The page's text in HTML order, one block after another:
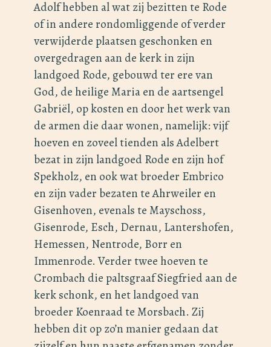
Adolf hebben al wat zij bezitten te Rode
of in andere rondomliggende of verder
verwijderde plaatsen geschonken en
overgedragen aan de kerk in zijn
landgoed Rode, gebouwd ter ere van
God, de heilige Maria en de aartsengel
Gabriël, op kosten en door het werk van
de armen die daar wonen, namelijk: vijf
hoeven en zoveel tienden als Adelbert
bezat in zijn landgoed Rode en zijn hof
Spekholz, en ook wat broeder Embrico
en zijn vader bezaten te Ahrweiler en
Gisenhoven, evenals te Mayschoss,
Gisenrode, Esch, Dernau, Lantershofen,
Hemessen, Nentrode, Borr en
Immenrode. Verder twee hoeven te
Crombach die paltsgraaf Siegfried aan de
kerk schonk, en het landgoed van
broeder Koenraad te Morsbach. Zij
hebben dit op zo’n manier gedaan dat